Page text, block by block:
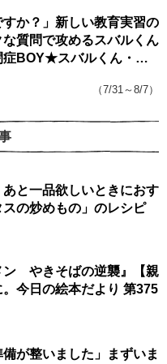
すか？」新しい教育実習の
質問で攻めるスバルくん
症BOY★スバルくん・
（7/31～8/7）
あと一品欲しいときにおす
の炒めもの」のレシピ
ン やきそばの逆襲』【親
今日の絵本だより 第375
備が整いました」まずいま